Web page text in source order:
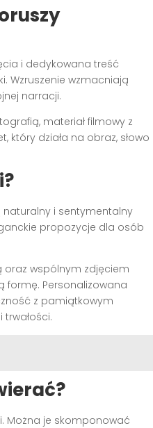
i dedykowana treść
Wzruszenie wzmacniają
narracji.
materiał filmowy z
działa na obraz, słowo
naturalny i sentymentalny
propozycje dla osób
oraz wspólnym zdjęciem
formę. Personalizowana
z pamiątkowym
Można je skomponować